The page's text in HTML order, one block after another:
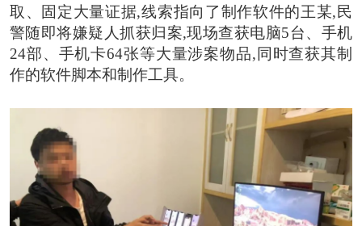
取、固定大量证据,线索指向了制作软件的王某,民
警随即将嫌疑人抓获归案,现场查获电脑5台、手机
24部、手机卡64张等大量涉案物品,同时查获其制
作的软件脚本和制作工具。